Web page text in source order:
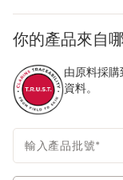
你的產品來自
由原料採
資料。
輸入產品批號*